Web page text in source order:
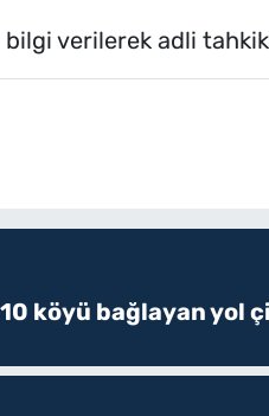
verilerek adli
10 köyü bağlayan yol